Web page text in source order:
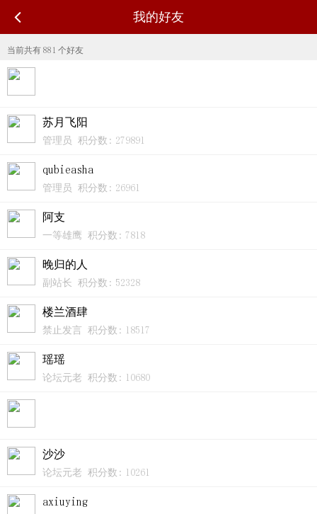
我的好友
当前共有 881 个好友
苏月飞阳
管理员 积分数: 279891
qubieasha
管理员 积分数: 26961
阿支
一等雄鹰 积分数: 7818
晚归的人
副站长 积分数: 52328
楼兰酒肆
禁止发言 积分数: 18517
瑶瑶
论坛元老 积分数: 10680
沙沙
论坛元老 积分数: 10261
axiuying